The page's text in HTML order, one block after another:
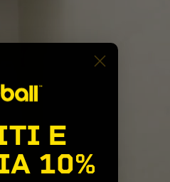
E
10%